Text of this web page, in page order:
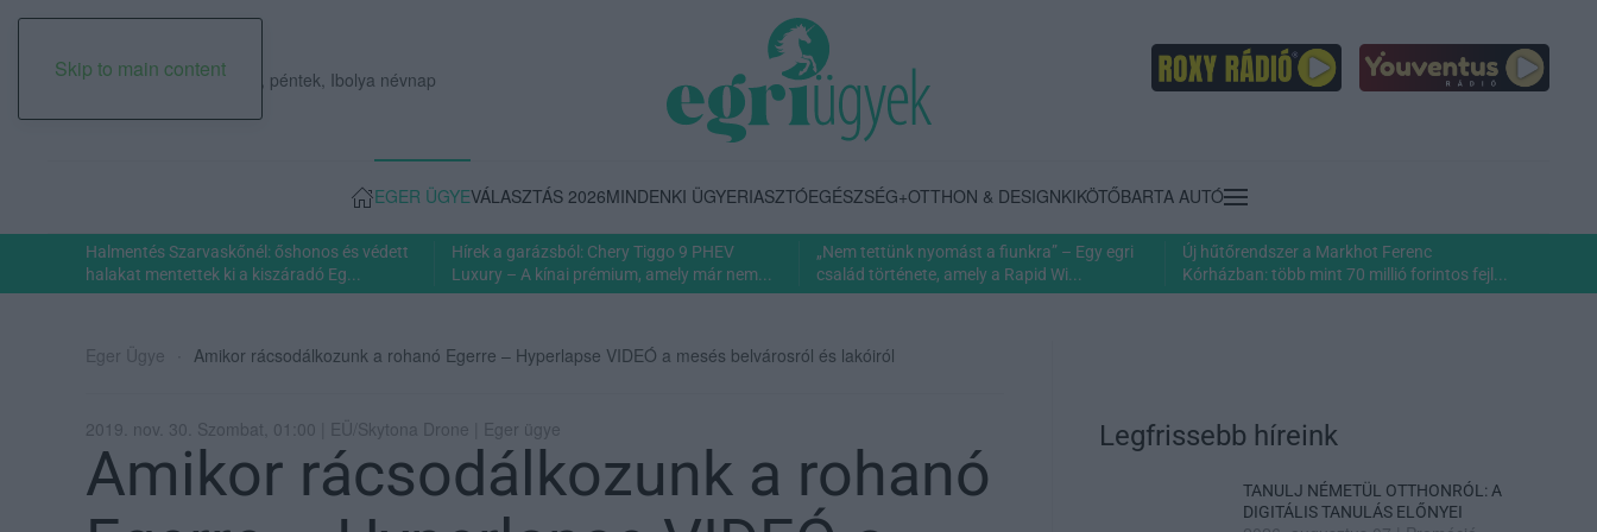
Skip to main content
2026. augusztus 07., péntek, Ibolya névnap
EGER ÜGYEVÁLASZTÁS 2026MINDENKI ÜGYERIASZTÓEGÉSZSÉG+OTTHON & DESIGNKIKÖTŐBARTA AUTÓ
Halmentés Szarvaskőnél: őshonos és védett
halakat mentettek ki a kiszáradó Eg...
Hírek a garázsból: Chery Tiggo 9 PHEV
Luxury – A kínai prémium, amely már nem...
„Nem tettünk nyomást a fiunkra” – Egy egri
család története, amely a Rapid Wi...
Új hűtőrendszer a Markhot Ferenc
Kórházban: több mint 70 millió forintos fejl...
Eger Ügye Amikor rácsodálkozunk a rohanó Egerre – Hyperlapse VIDEÓ a mesés belvárosról és lakóiról
2019. nov. 30. Szombat, 01:00 | EÜ/Skytona Drone | Eger ügye
Amikor rácsodálkozunk a rohanó
Legfrissebb híreink
TANULJ NÉMETÜL OTTHONRÓL: A
DIGITÁLIS TANULÁS ELŐNYEI